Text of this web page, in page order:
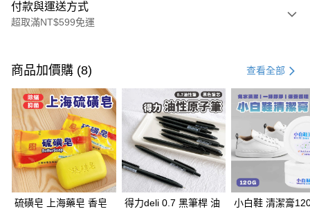
付款與運送方式
超取滿NT$599免運
信用卡一次付款
超商取貨付款
LINE Pay
Apple Pay
街口支付
悠遊付
商品加價購 (8) 查看全部
硫磺皂 上海藥皂 香皂
得力deli 0.7 黑筆桿 油
小白鞋 清潔膏